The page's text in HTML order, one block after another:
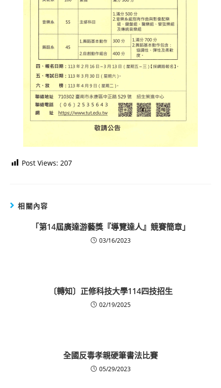
Post Views: 207
相關內容
「第14屆廣達游藝獎『導覽達人』競賽簡章」
03/16/2023
〔轉知〕正修科技大學114四技招生
02/19/2025
全國反毒孝親硬筆書法比賽
05/29/2023